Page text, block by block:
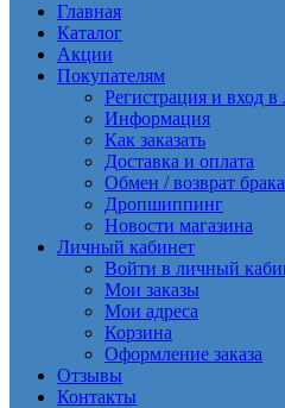
Главная
Каталог
Акции
Покупателям
Регистрация и вход
Информация
Как заказать
Доставка и оплата
Обмен / возврат брака
Дропшиппинг
Новости магазина
Личный кабинет
Войти в личный
Мои заказы
Мои адреса
Корзина
Оформление заказа
Отзывы
Контакты